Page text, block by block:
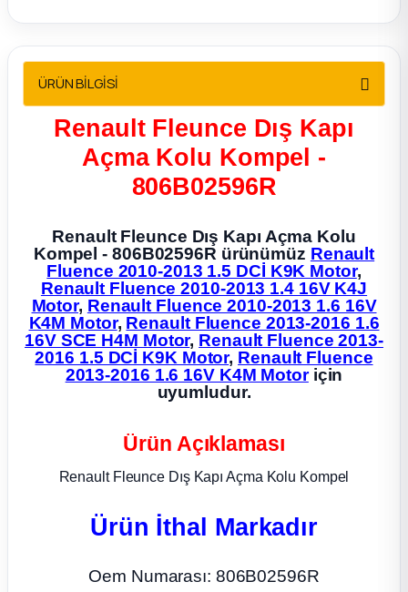
Parça
ÜRÜN BİLGİSİ
Renault Fleunce Dış Kapı
Açma Kolu Kompel -
806B02596R
Renault Fleunce Dış Kapı Açma Kolu
Kompel - 806B02596R ürünümüz Renault
Fluence 2010-2013 1.5 DCİ K9K Motor,
Renault Fluence 2010-2013 1.4 16V K4J
Motor, Renault Fluence 2010-2013 1.6 16V
K4M Motor, Renault Fluence 2013-2016 1.6
16V SCE H4M Motor, Renault Fluence 2013-
2016 1.5 DCİ K9K Motor, Renault Fluence
2013-2016 1.6 16V K4M Motoriçin
uyumludur.
Ürün Açıklaması
Renault Fleunce Dış Kapı Açma Kolu Kompel
Ürün İthal Markadır
Oem Numarası: 806B02596R